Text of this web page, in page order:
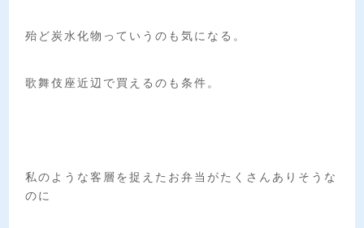
殆ど炭水化物っていうのも気になる。
歌舞伎座近辺で買えるのも条件。
私のような客層を捉えたお弁当がたくさんありそうな
のに